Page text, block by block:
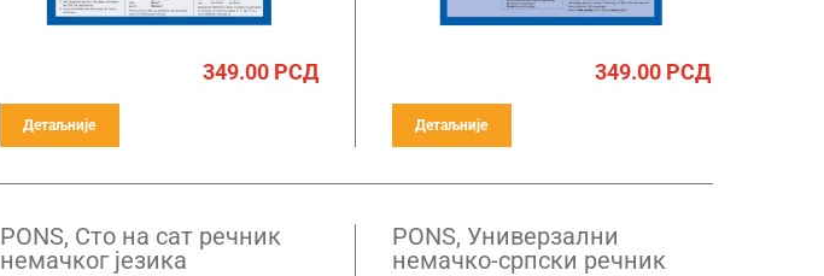
349.00РСД
Детаљније
349.00РСД
Детаљније
PONS, Сто на сат речник
немачког језика
PONS, Универзални
немачко-српски речник